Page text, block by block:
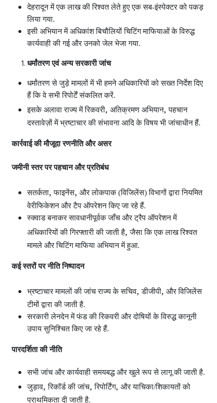
देहरादून में एक लाख की रिश्वत लेते हुए एक सब-इंस्पेक्टर को पकड़
लिया गया.
इसी अभियान में अधिकांश बिचौलियों चिटिंग माफियाओं के विरुद्ध
कार्यवाही की गई और उनको जेल भेजा गया.
धर्मांतरण एवं अन्य सरकारी जांच
धर्मांतरण से जुड़े मामलों में भी हमने अधिकारियों को सख्त निर्देश दिए
हैं कि वे सभी रिपोर्टें संकलित करें.
इसके अलावा राज्य में रिकवरी, अतिक्रमण अभियान,पहचान
दस्तावेज़ों में भ्रष्टाचार की संभावना आदि के विषय भी जांचाधीन हैं.
कार्रवाई की मौजूदा रणनीति और असर
जमीनी स्तर पर पहचान और प्रतिबंध
सतर्कता,फाइनेंस, और लोकपाक (विजिलेंस) विभागों द्वारा नियमित
वेरीफिकेशन और टैप ऑपरेशन किए जा रहे हैं.
स्क्वाड बनाकर सावधानीपूर्वक जाँच और ट्रैप ऑपरेशन में
अधिकारियों की गिरफ्तारी की जाती है,जैसा कि एक लाख रिश्वत
मामले और चिटिंग माफिया अभियान में हुआ.
कई स्तरों पर नीति निष्पादन
भ्रष्टाचार मामलों की जांच राज्य के सचिव,डीजीपी, और विजिलेंस
टीमों द्वारा की जाती है.
सरकारी लेनदेन में फंड की रिकवरी और दोषियों के विरुद्ध कानूनी
उपाय सुनिश्चित किए जा रहे हैं.
पारदर्शिता की नीति
सभी जांच और कार्यवाही समयबद्ध और खुले रूप से लागू की जाती है.
जुड़ाव,रिकॉर्ड की जांच,रिपोर्टिंग, और याचिका/शिकायतों को
प्राथमिकता दी जाती है.